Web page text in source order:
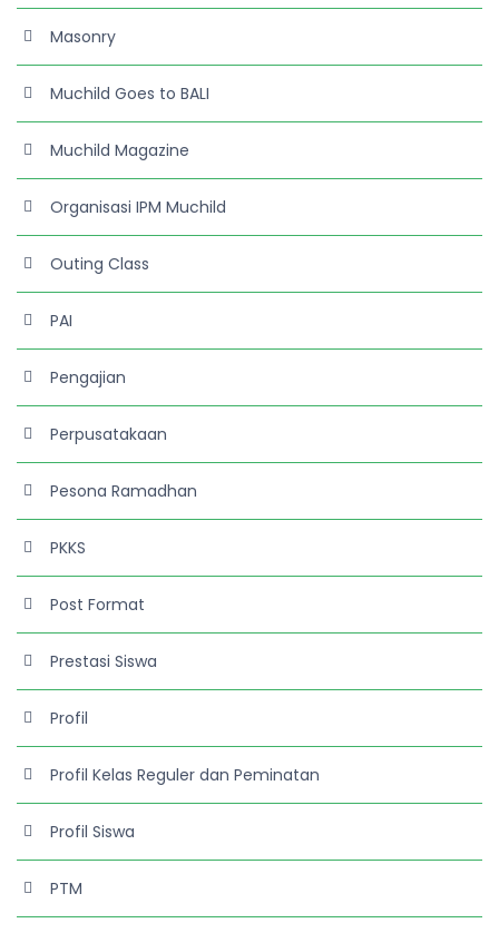
Masonry
Muchild Goes to BALI
Muchild Magazine
Organisasi IPM Muchild
Outing Class
PAI
Pengajian
Perpusatakaan
Pesona Ramadhan
PKKS
Post Format
Prestasi Siswa
Profil
Profil Kelas Reguler dan Peminatan
Profil Siswa
PTM